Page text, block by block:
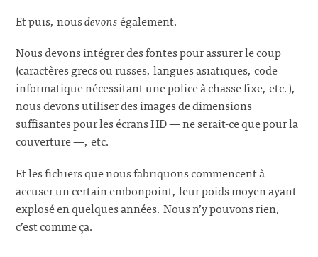
Et puis, nousdevonségalement.
Nous devons intégrer des fontes pour assurer le coup
(caractères grecs ou russes, langues asiatiques, code
informatique nécessitant une police à chasse fixe, etc.),
nous devons utiliser des images de dimensions
suffisantes pour les écrans HD — ne serait-ce que pour la
couverture —, etc.
Et les fichiers que nous fabriquons commencent à
accuser un certain embonpoint, leur poids moyen ayant
explosé en quelques années. Nous n’y pouvons rien,
c’est comme ça.